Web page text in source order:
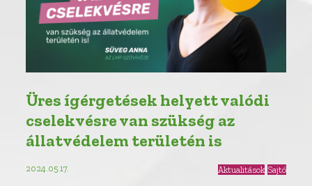
Üres ígérgetések helyett valódi
cselekvésre van szükség az
állatvédelem területén is
2024.05.17. Aktualitások Sajtó